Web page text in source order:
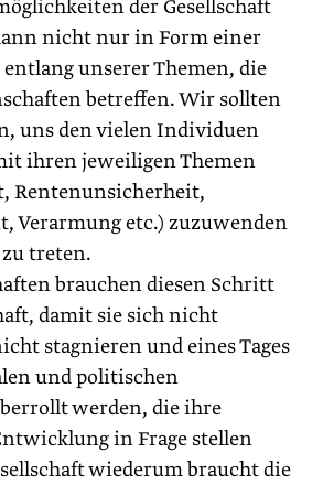
der Gesellschaft
nicht nur in Form einer
unserer Themen, die
betreffen. Wir sollten
uns den vielen Individuen
ihren jeweiligen Themen
Rentenunsicherheit,
Verarmung etc.) zuzuwenden
treten.
brauchen diesen Schritt
damit sie sich nicht
stagnieren und eines Tages
und politischen
werden, die ihre
in Frage stellen
wieder­um braucht die